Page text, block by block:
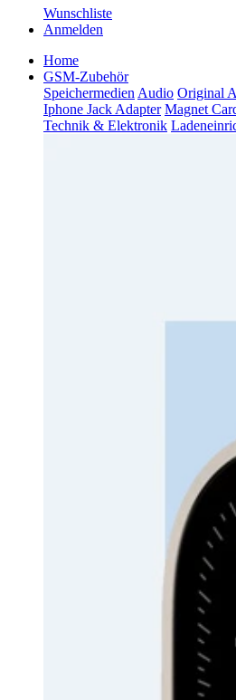
Wunschliste
Anmelden
Home
GSM-Zubehör
Speichermedien Audio Original
Iphone Jack Adapter Magnet
Technik & Elektronik